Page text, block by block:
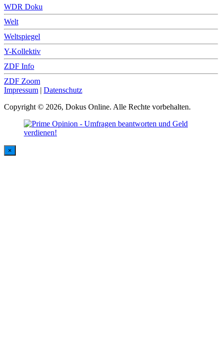
WDR Doku
Welt
Weltspiegel
Y-Kollektiv
ZDF Info
ZDF Zoom
Impressum | Datenschutz
Copyright © 2026, Dokus Online. Alle Rechte vorbehalten.
×